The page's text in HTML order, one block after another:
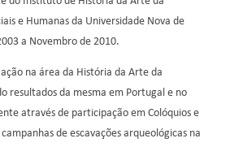
e Humanas da Universidade Nova de
a Novembro de 2010.
na área da História da Arte da
resultados da mesma em Portugal e no
através de participação em Colóquios e
de escavações arqueológicas na